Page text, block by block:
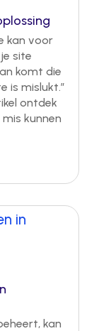
kan voor
site
komt die
is mislukt.”
ontdek
kunnen
kan